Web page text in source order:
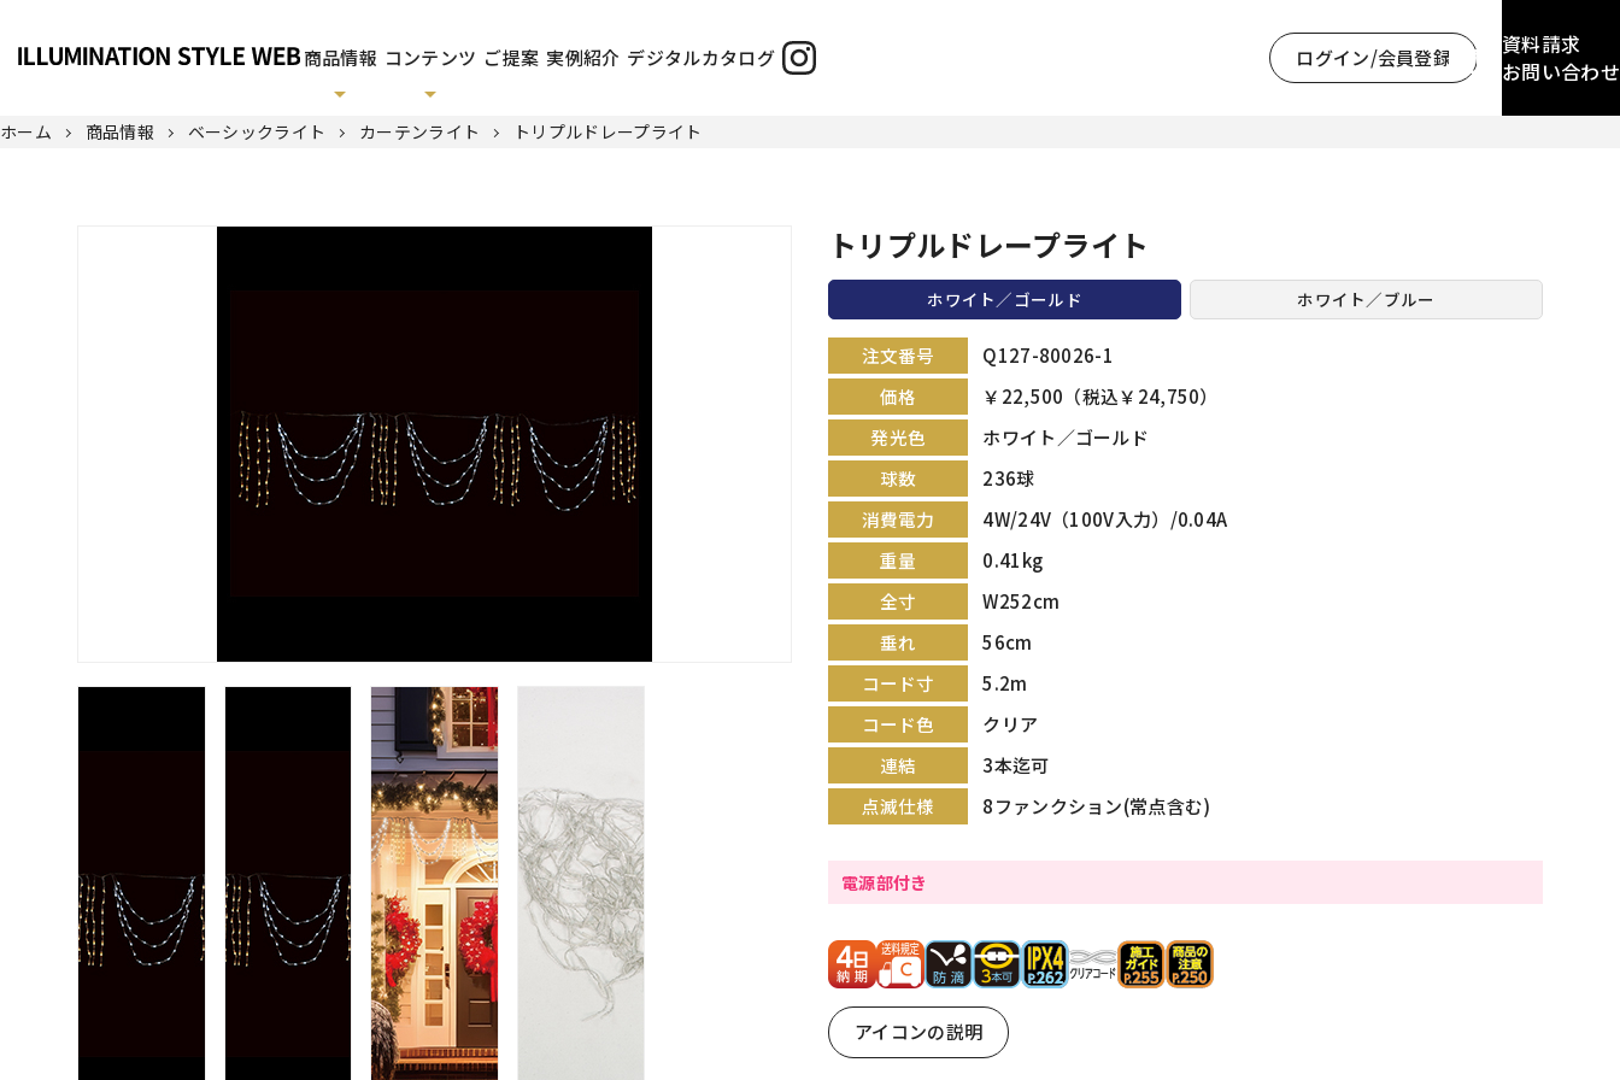
商品情報 コンテンツ ご提案 実例紹介 デジタルカタログ ログイン/会員登録
資料請求
お問い合わせ
ホーム 商品情報 ベーシックライト カーテンライト トリプルドレープライト
トリプルドレープライト
ホワイト／ゴールド ホワイト／ブルー
注文番号
Q127-80026-1
価格
￥22,500（税込￥24,750）
発光色
ホワイト／ゴールド
球数
236球
消費電力
4W/24V（100V入力）/0.04A
重量
0.41kg
全寸
W252cm
垂れ
56cm
コード寸
5.2m
コード色
クリア
連結
3本迄可
点滅仕様
8ファンクション(常点含む)
電源部付き
アイコンの説明